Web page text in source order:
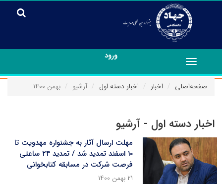
ورود
Toggle
navigation
صفحه‌اصلی
اخبار اخبار دسته اول آرشیو بهمن ۱۴۰۰
اخبار دسته اول - آرشیو
مهلت ارسال آثار به جشنواره مهدویت تا
۱۰ اسفند تمدید شد / تمدید ۲۴ ساعتی
فرصت شرکت در مسابقه کتابخوانی
۲۱ بهمن ۱۴۰۰